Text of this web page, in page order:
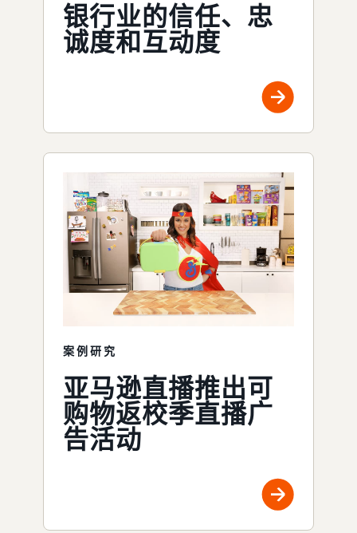
银行业的信任、忠
诚度和互动度
案例研究
亚马逊直播推出可
购物返校季直播广
告活动